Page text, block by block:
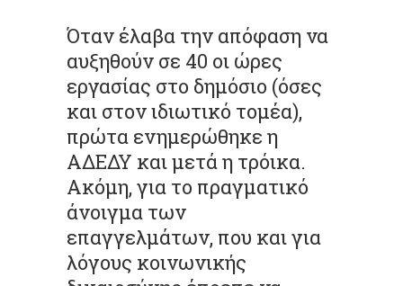
Όταν έλαβα την απόφαση να
αυξηθούν σε 40 οι ώρες
εργασίας στο δημόσιο (όσες
και στον ιδιωτικό τομέα),
πρώτα ενημερώθηκε η
ΑΔΕΔΥ και μετά η τρόικα.
Ακόμη, για το πραγματικό
άνοιγμα των
επαγγελμάτων, που και για
λόγους κοινωνικής